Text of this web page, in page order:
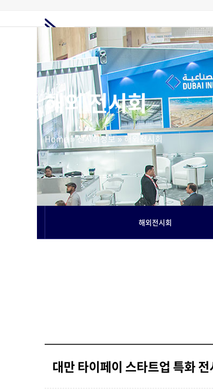
홈전시회정보 해외전시회전시부스해외마케팅 고객지원
해외 전시회
Home»전시회정보»해외전시회
해외전시회
대만 타이페이 스타트업 특화